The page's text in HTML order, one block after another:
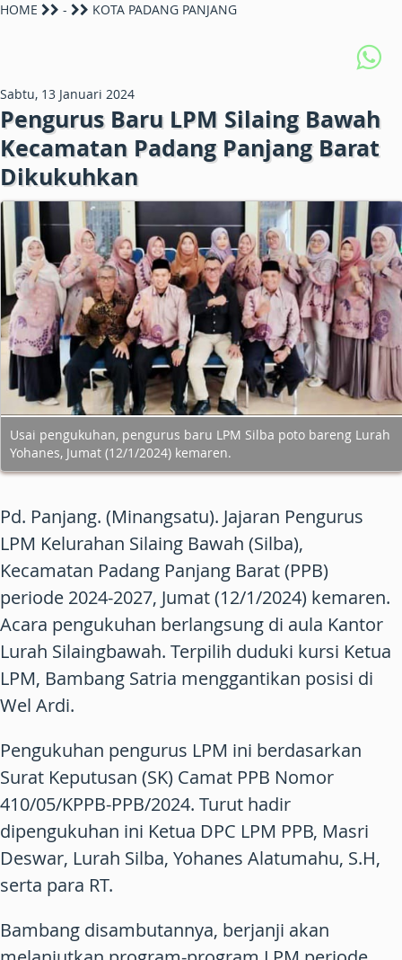
HOME - KOTA PADANG PANJANG
Sabtu, 13 Januari 2024
Pengurus Baru LPM Silaing Bawah
Kecamatan Padang Panjang Barat
Dikukuhkan
Usai pengukuhan, pengurus baru LPM Silba poto bareng Lurah
Yohanes, Jumat (12/1/2024) kemaren.
Pd. Panjang. (Minangsatu). Jajaran Pengurus
LPM Kelurahan Silaing Bawah (Silba),
Kecamatan Padang Panjang Barat (PPB)
periode 2024-2027, Jumat (12/1/2024) kemaren.
Acara pengukuhan berlangsung di aula Kantor
Lurah Silaingbawah. Terpilih duduki kursi Ketua
LPM, Bambang Satria menggantikan posisi di
Wel Ardi.
Pengukuhan pengurus LPM ini berdasarkan
Surat Keputusan (SK) Camat PPB Nomor
410/05/KPPB-PPB/2024. Turut hadir
dipengukuhan ini Ketua DPC LPM PPB, Masri
Deswar, Lurah Silba, Yohanes Alatumahu, S.H,
serta para RT.
Bambang disambutannya, berjanji akan